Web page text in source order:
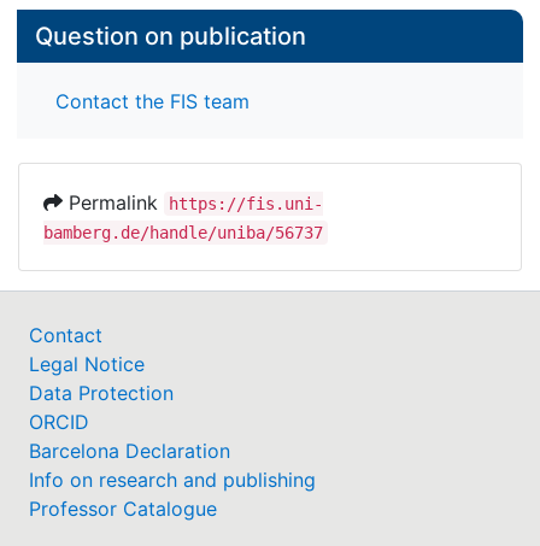
Question on publication
Contact the FIS team
Permalink
https://fis.uni-
bamberg.de/handle/uniba/56737
Contact
Legal Notice
Data Protection
ORCID
Barcelona Declaration
Info on research and publishing
Professor Catalogue